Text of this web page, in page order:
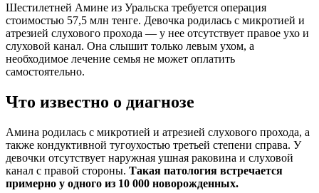
Шестилетней Амине из Уральска требуется операция
стоимостью 57,5 млн тенге. Девочка родилась с микротией и
атрезией слухового прохода — у нее отсутствует правое ухо и
слуховой канал. Она слышит только левым ухом, а
необходимое лечение семья не может оплатить
самостоятельно.
Что известно о диагнозе
Амина родилась с микротией и атрезией слухового прохода, а
также кондуктивной тугоухостью третьей степени справа. У
девочки отсутствует наружная ушная раковина и слуховой
канал с правой стороны. Такая патология встречается
примерно у одного из 10 000 новорожденных.